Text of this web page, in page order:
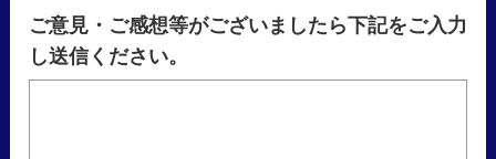
ご意見・ご感想等がございましたら下記をご入力
し送信ください。